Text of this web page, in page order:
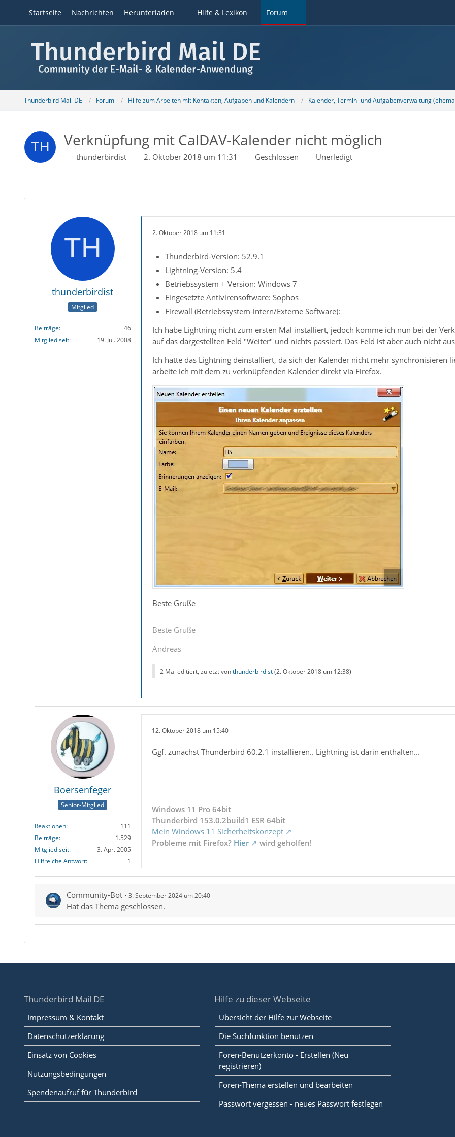
Startseite Nachrichten Herunterladen Hilfe & Lexikon Forum
Thunderbird Mail DE Forum Hilfe zum Arbeiten mit Kontakten, Aufgaben und Kalendern Kalender, Termin- und Aufgabenverwaltung
Verknüpfung mit CalDAV-Kalender nicht möglich
thunderbirdist 2. Oktober 2018 um 11:31 Geschlossen Unerledigt
thunderbirdist
Mitglied
Beiträge
46
Mitglied seit
19. Jul. 2008
2. Oktober 2018 um 11:31
Thunderbird-Version: 52.9.1
Lightning-Version: 5.4
Betriebssystem + Version: Windows 7
Eingesetzte Antivirensoftware: Sophos
Firewall (Betriebssystem-intern/Externe Software):
Ich habe Lightning nicht zum ersten Mal installiert, jedoch komme ich nun bei der
auf das dargestellten Feld "Weiter" und nichts passiert. Das Feld ist aber auch nicht
Ich hatte das Lightning deinstalliert, da sich der Kalender nicht mehr synchronisieren
arbeite ich mit dem zu verknüpfenden Kalender direkt via Firefox.
Beste Grüße
Beste Grüße
Andreas
2 Mal editiert, zuletzt vonthunderbirdist(2. Oktober 2018 um 12:38)
Boersenfeger
Senior-Mitglied
Reaktionen
111
Beiträge
1.529
Mitglied seit
3. Apr. 2005
Hilfreiche Antwort
1
12. Oktober 2018 um 15:40
Ggf. zunächst Thunderbird 60.2.1 installieren.. Lightning ist darin enthalten...
Windows 11 Pro 64bit
Thunderbird 153.0.2build1 ESR 64bit
Mein Windows 11 Sicherheitskonzept
Probleme mit Firefox? Hier wird geholfen!
Community-Bot 3. September 2024 um 20:40
Hat das Thema geschlossen.
Thunderbird Mail DE
Impressum & Kontakt
Datenschutzerklärung
Einsatz von Cookies
Nutzungsbedingungen
Spendenaufruf für Thunderbird
Hilfe zu dieser Webseite
Übersicht der Hilfe zur Webseite
Die Suchfunktion benutzen
Foren-Benutzerkonto - Erstellen (Neu
registrieren)
Foren-Thema erstellen und bearbeiten
Passwort vergessen - neues Passwort festlegen